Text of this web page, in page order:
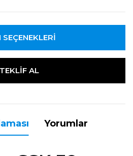
SEÇENEKLERI
TEKLIF AL
Yorumlar